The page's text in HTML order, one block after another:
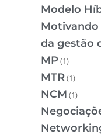
Modelo
da gestão
MP(1)
MTR(1)
NCM (1)